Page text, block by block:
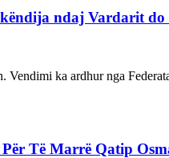
ndaj Vardarit do
Vendimi ka ardhur nga
Të Marrë Qatip